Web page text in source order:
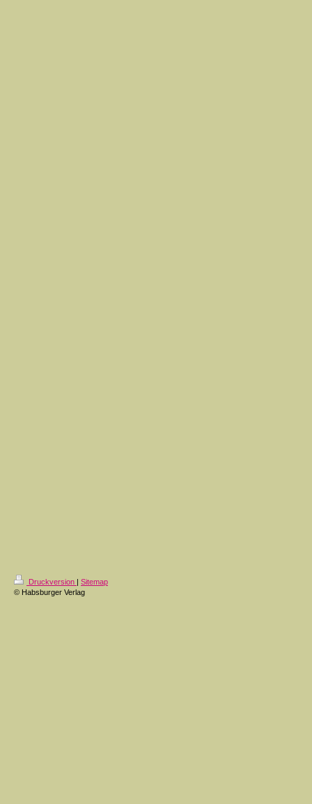
Druckversion | Sitemap
© Habsburger Verlag